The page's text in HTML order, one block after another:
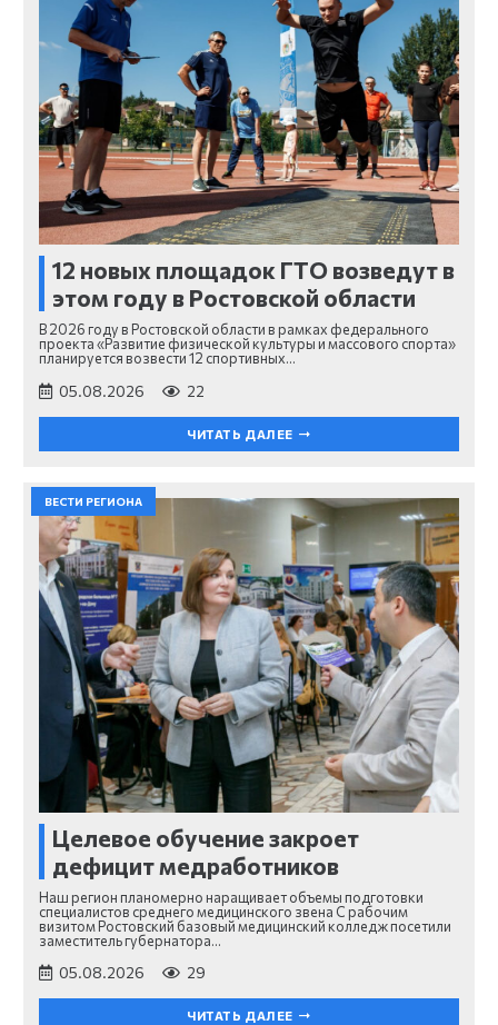
12 новых площадок ГТО возведут в
этом году в Ростовской области
В 2026 году в Ростовской области в рамках федерального
проекта «Развитие физической культуры и массового спорта»
планируется возвести 12 спортивных…
05.08.2026 22
ЧИТАТЬ ДАЛЕЕ
ВЕСТИ РЕГИОНА
Целевое обучение закроет
дефицит медработников
Наш регион планомерно наращивает объемы подготовки
специалистов среднего медицинского звена С рабочим
визитом Ростовский базовый медицинский колледж посетили
заместитель губернатора…
05.08.2026 29
ЧИТАТЬ ДАЛЕЕ